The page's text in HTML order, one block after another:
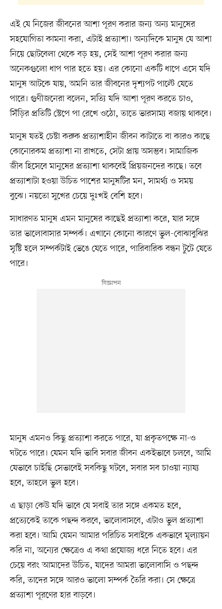
এই যে নিজের জীবনের আশা পূরণ করার জন্য অন্য মানুষের
সহযোগিতা কামনা করা, এটাই প্রত্যাশা। অন্যদিকে মানুষ যে আশা
নিয়ে ছোটবেলা থেকে বড় হয়, সেই আশা পূরণ করার জন্য
অনেকগুলো ধাপ পার হতে হয়। এর কোনো একটি ধাপে এসে যদি
মানুষ আটকে যায়, অমনি তার জীবনের দৃশ্যপট পাল্টে যেতে
পারে। গুণীজনেরা বলেন, সত্যি যদি আশা পূরণ করতে চাও,
সিঁড়ির প্রতিটি স্টেপে পা রেখে ওঠো, তাতে ভারসাম্য বজায় থাকবে।
মানুষ যতই চেষ্টা করুক প্রত্যাশাহীন জীবন কাটাতে বা কারও কাছে
কোনোরকম প্রত্যাশা না রাখতে, সেটা প্রায় অসম্ভব। সামাজিক
জীব হিসেবে মানুষের প্রত্যাশা থাকবেই প্রিয়জনদের কাছে। তবে
প্রত্যাশাটা হওয়া উচিত পাশের মানুষটির মন, সামর্থ্য ও সময়
বুঝে। নয়তো সুখের চেয়ে দুঃখই বেশি হবে।
সাধারণত মানুষ এমন মানুষের কাছেই প্রত্যাশা করে, যার সঙ্গে
তার ভালোবাসার সম্পর্ক। এখানে কোনো কারণে ভুল-বোঝাবুঝির
সৃষ্টি হলে সম্পর্কটাই ভেঙে যেতে পারে, পারিবারিক বন্ধন টুটে যেতে
পারে।
মানুষ এমনও কিছু প্রত্যাশা করতে পারে, যা প্রকৃতপক্ষে না-ও
ঘটতে পারে। যেমন যদি ভাবি সবার জীবন একইভাবে চলবে, আমি
যেভাবে চাইছি সেভাবেই সবকিছু ঘটবে, সবার সব চাওয়া ন্যায্য
হবে, তাহলে ভুল হবে।
এ ছাড়া কেউ যদি ভাবে যে সবাই তার সঙ্গে একমত হবে,
প্রত্যেকেই তাকে পছন্দ করবে, ভালোবাসবে, এটাও ভুল প্রত্যাশা
করা হবে। আমি যেমন আমার পরিচিত সবাইকে একভাবে মূল্যায়ন
করি না, অন্যের ক্ষেত্রেও এ কথা প্রযোজ্য ধরে নিতে হবে। এর
চেয়ে বরং আমাদের উচিত, যাদের আমরা ভালোবাসি ও পছন্দ
করি, তাদের সঙ্গে আরও ভালো সম্পর্ক তৈরি করা। সে ক্ষেত্রে
প্রত্যাশা পূরণের হার বাড়বে।